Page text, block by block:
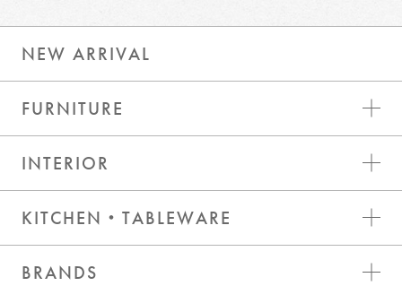
NEW ARRIVAL
FURNITURE
INTERIOR
KITCHEN・TABLEWARE
BRANDS